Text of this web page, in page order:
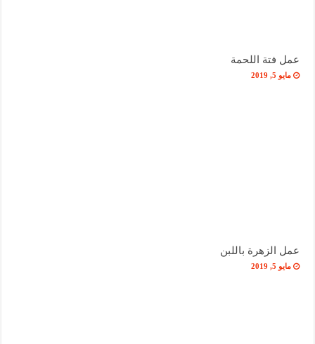
عمل فتة اللحمة
مايو 5, 2019
عمل الزهرة باللبن
مايو 5, 2019